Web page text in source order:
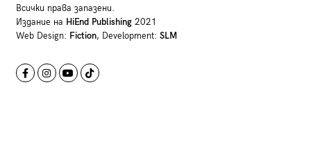
Всички права запазени.
Издание на HiEnd Publishing2021
Web Design: Fiction, Development: SLM